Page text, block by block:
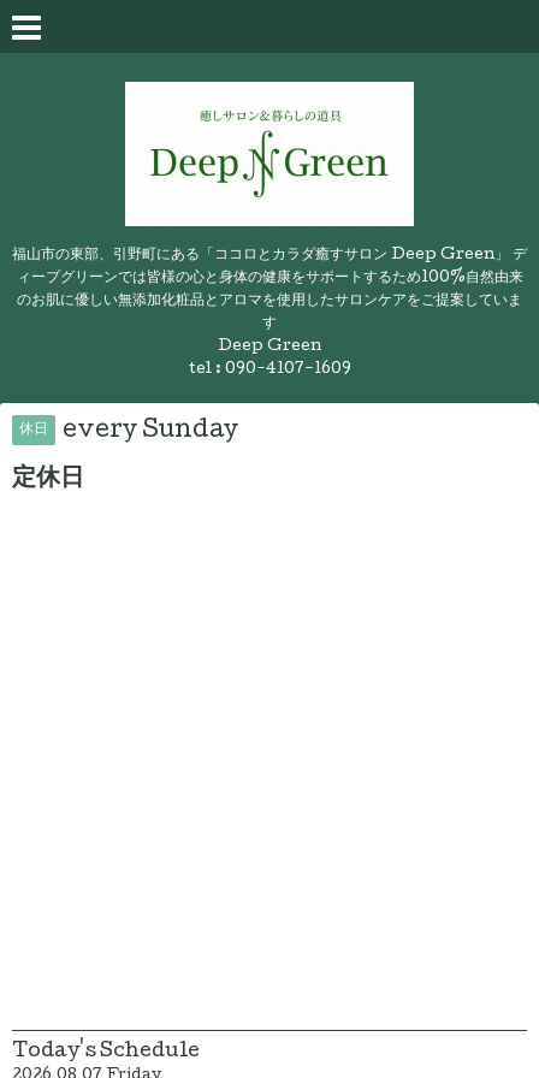
福山市の東部、引野町にある「ココロとカラダ癒すサロン Deep Green」 デ
ィープグリーンでは皆様の心と身体の健康をサポートするため100%自然由来
のお肌に優しい無添加化粧品とアロマを使用したサロンケアをご提案していま
す
Deep Green
tel : 090-4107-1609
休日 every Sunday
定休日
Today's Schedule